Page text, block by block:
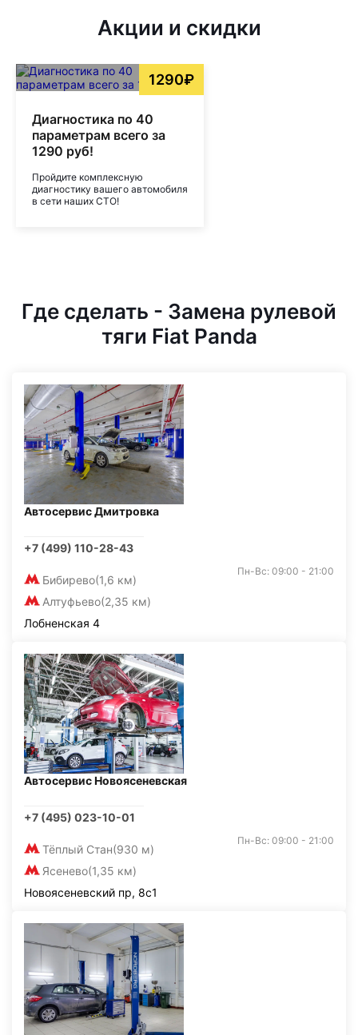
Акции и скидки
1290₽
Диагностика по 40
параметрам всего за
1290 руб!
Пройдите комплексную
диагностику вашего автомобиля
в сети наших СТО!
Где сделать - Замена рулевой
тяги Fiat Panda
Автосервис Дмитровка
+7 (499) 110-28-43
Бибирево(1,6 км)
Алтуфьево(2,35 км)
Пн-Вс: 09:00 - 21:00
Лобненская 4
Автосервис Новоясеневская
+7 (495) 023-10-01
Тёплый Стан(930 м)
Ясенево(1,35 км)
Пн-Вс: 09:00 - 21:00
Новоясеневский пр, 8с1